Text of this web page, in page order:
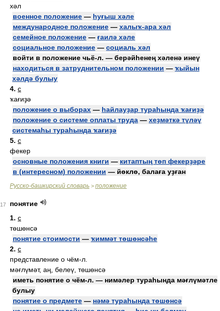
хәл
военное положение — һуғыш хәле
международное положение — халыҡ-ара хәл
семейное положение — ғаилә хәле
социальное положение — социаль хәл
войти в положение чьё-л. — берәйһенең хәленә инеү
находиться в затруднительном положении — ҡыйын
хәлдә булыу
4. с
ҡағиҙә
положение о выборах — һайлауҙар тураһында ҡағиҙә
положение о системе оплаты труда — хеҙмәткә түләү
системаһы тураһында ҡағиҙә
5. с
фекер
основные положения книги — китаптың төп фекерҙәре
в (интересном) положении — йөклө, балаға уҙған
Русско-башкирский словарь > положение
17
понятие
1. с
төшөнсә
понятие стоимости — ҡиммәт төшөнсәһе
2. с
представление о чём-л.
мәғлүмәт, аң, белеү, төшөнсә
иметь понятие о чём-л. — нимәлер тураһында мәғлүмәтле
булыу
понятие о предмете — нәмә тураһында төшөнсә